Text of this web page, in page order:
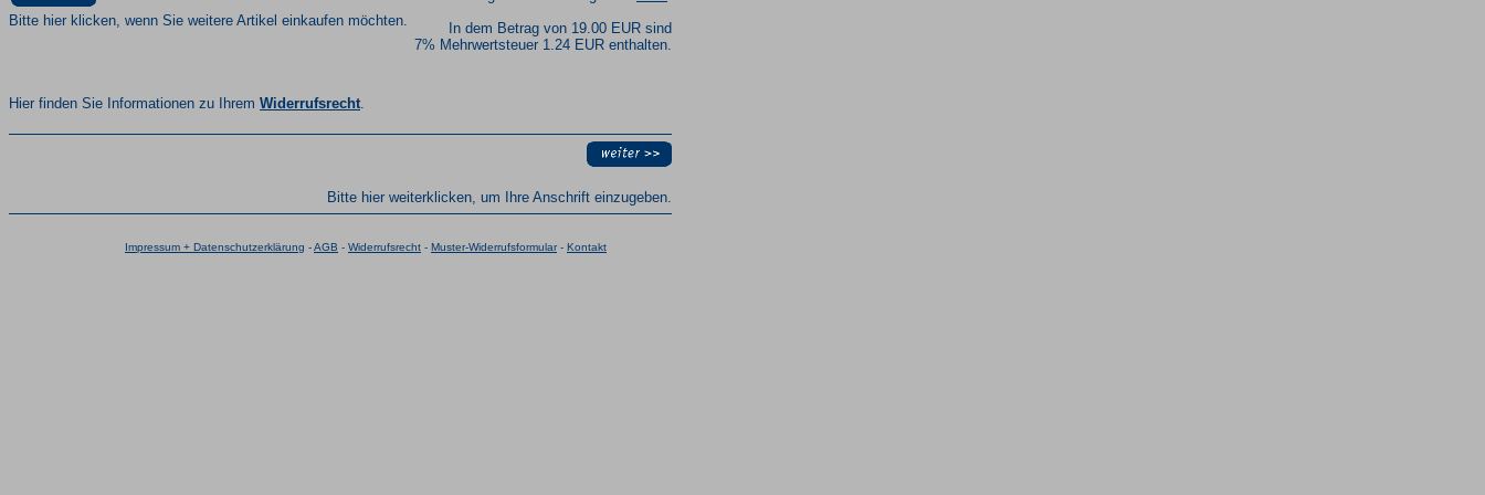
In dem Betrag von 19.00 EUR sind
7% Mehrwertsteuer 1.24 EUR enthalten.
Bitte hier klicken, wenn Sie weitere Artikel einkaufen möchten.
Hier finden Sie Informationen zu Ihrem Widerrufsrecht.
Bitte hier weiterklicken, um Ihre Anschrift einzugeben.
Impressum + Datenschutzerklärung -AGB - Widerrufsrecht - Muster-Widerrufsformular- Kontakt